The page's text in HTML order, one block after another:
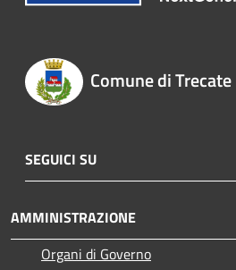
Comune di Trecate
SEGUICI SU
AMMINISTRAZIONE
Organi di Governo